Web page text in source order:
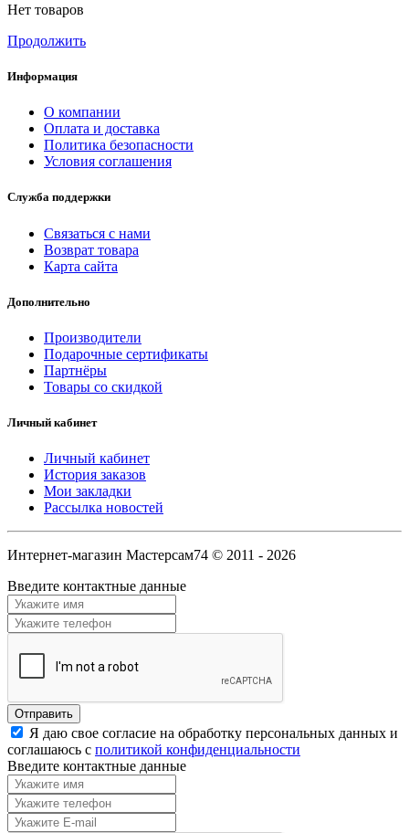
Нет товаров
Продолжить
Информация
О компании
Оплата и доставка
Политика безопасности
Условия соглашения
Служба поддержки
Связаться с нами
Возврат товара
Карта сайта
Дополнительно
Производители
Подарочные сертификаты
Партнёры
Товары со скидкой
Личный кабинет
Личный кабинет
История заказов
Мои закладки
Рассылка новостей
Интернет-магазин Мастерсам74 © 2011 - 2026
Введите контактные данные
Я даю свое согласие на обработку персональных данных и
соглашаюсь с политикой конфиденциальности
Введите контактные данные